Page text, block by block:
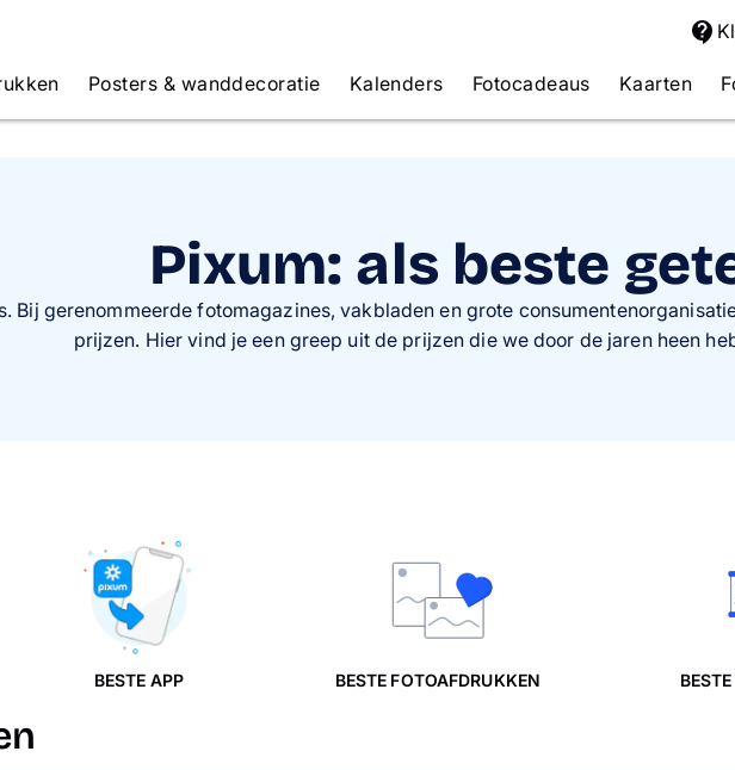
Posters & wanddecoratie Kalenders Fotocadeaus Kaarten
Pixum: als beste
Bij gerenommeerde fotomagazines, vakbladen en grote
prijzen. Hier vind je een greep uit de prijzen die we door de jaren heen
BESTE APP BESTE FOTOAFDRUKKEN